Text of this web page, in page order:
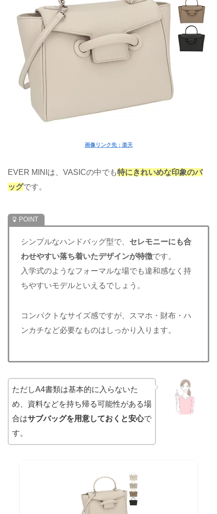
画像リンク先：楽天
EVER MINIは、VASICの中でも特にきれいめな印象のバ
ッグです。
シンプルなハンドバッグ型で、 セレモニーにも合
わせやすい落ち着いたデザインが特徴です。
入学式のようなフォーマルな場でも違和感なく持
ちやすいモデルといえるでしょう。
コンパクトなサイズ感ですが、スマホ・財布・ハ
ンカチなど必要なものはしっかり入ります。
ただしA4書類は基本的に入らないた
め、資料などを持ち帰る可能性がある場
合はサブバッグを用意しておくと安心で
す。